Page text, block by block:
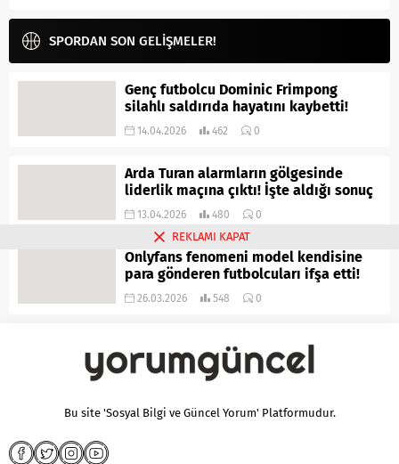
SPORDAN SON GELİŞMELER!
Genç futbolcu Dominic Frimpong
silahlı saldırıda hayatını kaybetti!
14.04.2026 462 0
Arda Turan alarmların gölgesinde
liderlik maçına çıktı! İşte aldığı sonuç
13.04.2026 480 0
Onlyfans fenomeni model kendisine
para gönderen futbolcuları ifşa etti!
26.03.2026 548 0
Bu site 'Sosyal Bilgi ve Güncel Yorum' Platformudur.
REKLAMI KAPAT